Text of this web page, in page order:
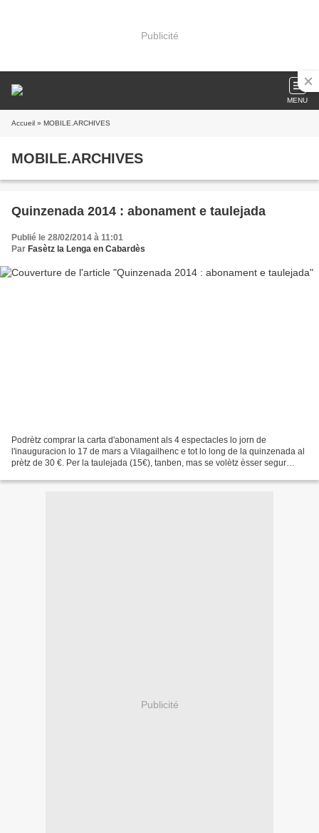
Publicité
MENU
Accueil » MOBILE.ARCHIVES
MOBILE.ARCHIVES
Quinzenada 2014 : abonament e taulejada
Publié le 28/02/2014 à 11:01
Par Fasètz la Lenga en Cabardès
Podrètz comprar la carta d'abonament als 4 espectacles lo jorn de
l'inauguracion lo 17 de mars a Vilagailhenc e tot lo long de la quinzenada al
prètz de 30 €. Per la taulejada (15€), tanben, mas se volètz èsser segur
Publicité